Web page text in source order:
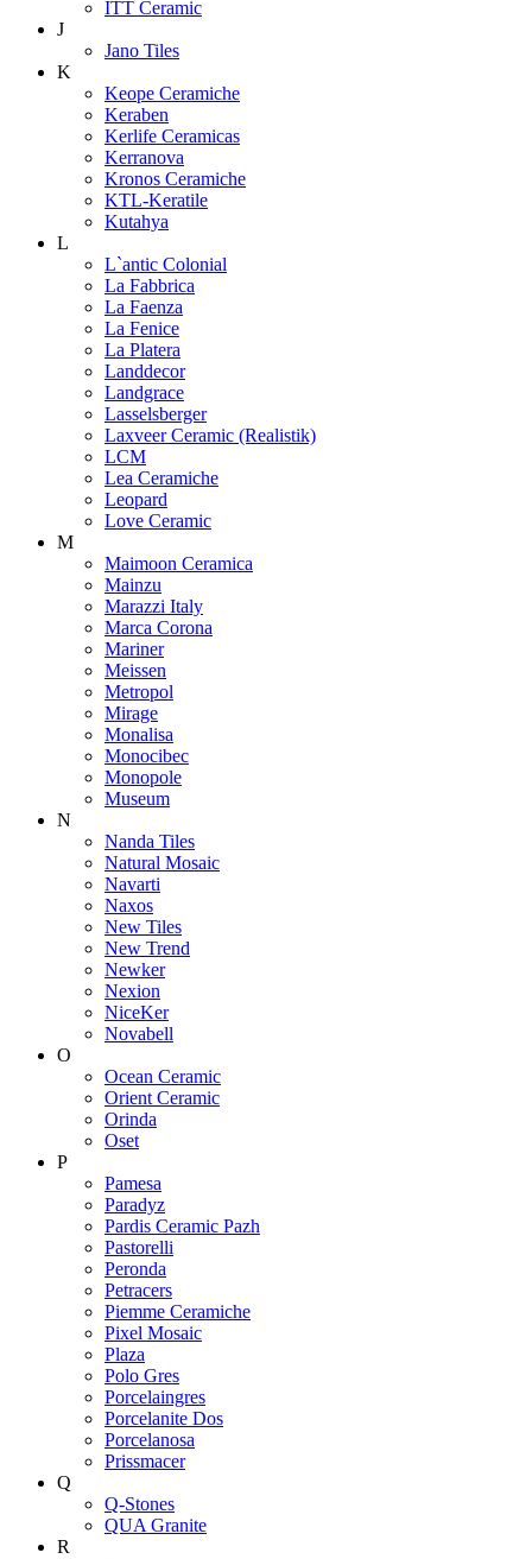
ITT Ceramic
J
Jano Tiles
K
Keope Ceramiche
Keraben
Kerlife Ceramicas
Kerranova
Kronos Ceramiche
KTL-Keratile
Kutahya
L
L`antic Colonial
La Fabbrica
La Faenza
La Fenice
La Platera
Landdecor
Landgrace
Lasselsberger
Laxveer Ceramic (Realistik)
LCM
Lea Ceramiche
Leopard
Love Ceramic
M
Maimoon Ceramica
Mainzu
Marazzi Italy
Marca Corona
Mariner
Meissen
Metropol
Mirage
Monalisa
Monocibec
Monopole
Museum
N
Nanda Tiles
Natural Mosaic
Navarti
Naxos
New Tiles
New Trend
Newker
Nexion
NiceKer
Novabell
O
Ocean Ceramic
Orient Ceramic
Orinda
Oset
P
Pamesa
Paradyz
Pardis Ceramic Pazh
Pastorelli
Peronda
Petracers
Piemme Ceramiche
Pixel Mosaic
Plaza
Polo Gres
Porcelaingres
Porcelanite Dos
Porcelanosa
Prissmacer
Q
Q-Stones
QUA Granite
R